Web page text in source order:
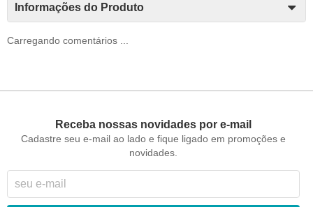
Informações do Produto
Carregando comentários ...
Receba nossas novidades por e-mail
Cadastre seu e-mail ao lado e fique ligado em promoções e
novidades.